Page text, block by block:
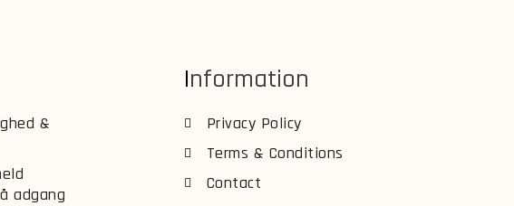
&
adgang
Information
Privacy Policy
Terms & Conditions
Contact